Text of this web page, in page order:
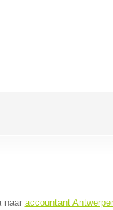
naar accountant